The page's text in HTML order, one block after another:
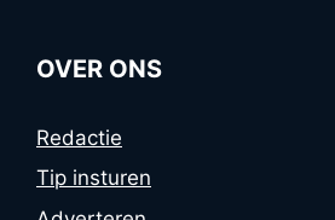
OVER ONS
Redactie
Tip insturen